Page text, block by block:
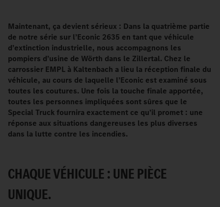
Maintenant, ça devient sérieux : Dans la quatrième partie
de notre série sur l’Econic 2635 en tant que véhicule
d’extinction industrielle, nous accompagnons les
pompiers d’usine de Wörth dans le Zillertal. Chez le
carrossier EMPL à Kaltenbach a lieu la réception finale du
véhicule, au cours de laquelle l’Econic est examiné sous
toutes les coutures. Une fois la touche finale apportée,
toutes les personnes impliquées sont sûres que le
Special Truck fournira exactement ce qu’il promet : une
réponse aux situations dangereuses les plus diverses
dans la lutte contre les incendies.
CHAQUE VÉHICULE : UNE PIÈCE
UNIQUE.